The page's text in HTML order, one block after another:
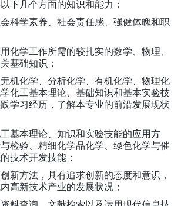
下几个方面的知识和能力：
科学素养、社会责任感、强健体魄和职
化学工作所需的较扎实的数学、物理、
基础知识；
机化学、分析化学、有机化学、物理化
化工基本理论、基础知识和基本实验技
学习经历，了解本专业的前沿发展现状
基本理论、知识和实验技能的应用方
检验、精细化学品化学、绿色化学与催
技术开发技能；
新方法，具有追求创新的态度和意识，
高新技术产业的发展状况；